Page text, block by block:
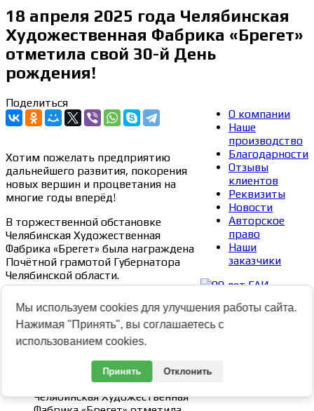
18 апреля 2025 года Челябинская
Художественная Фабрика «Брегет»
отметила свой 30-й День
рождения!
Поделиться
Хотим пожелать предприятию
дальнейшего развития, покорения
новых вершин и процветания на
многие годы вперёд!
В торжественной обстановке
Челябинская Художественная
Фабрика «Брегет» была награждена
Почётной грамотой Губернатора
Челябинской области.
Галерея
О компании
Наше
производство
Благодарности
Отзывы
клиентов
Реквизиты
Новости
Авторское
право
Наши
заказчики
Мы используем cookies для улучшения работы сайта.
Нажимая "Принять", вы соглашаетесь с
использованием cookies.
Принять Отклонить